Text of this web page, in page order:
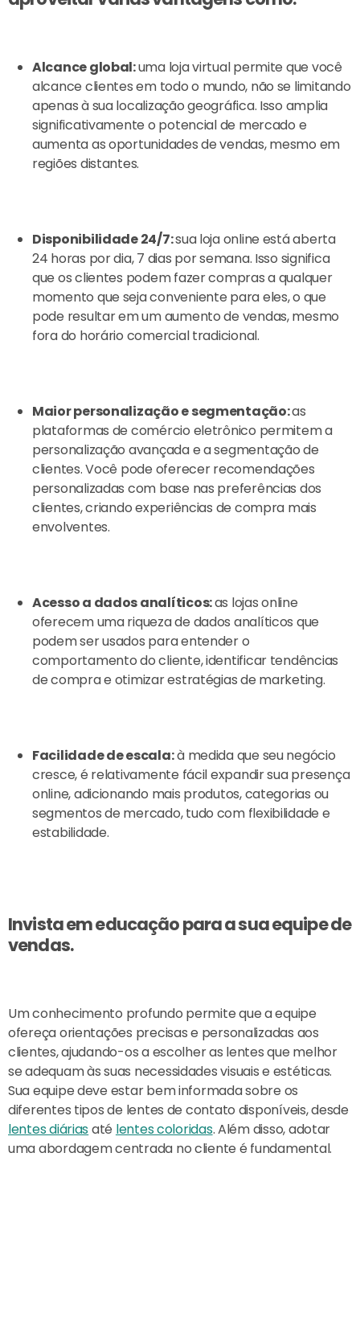
Alcance global:uma loja virtual permite que você
alcance clientes em todo o mundo, não se limitando
apenas à sua localização geográfica. Isso amplia
significativamente o potencial de mercado e
aumenta as oportunidades de vendas, mesmo em
regiões distantes.
Disponibilidade 24/7:sua loja online está aberta
24 horas por dia, 7 dias por semana. Isso significa
que os clientes podem fazer compras a qualquer
momento que seja conveniente para eles, o que
pode resultar em um aumento de vendas, mesmo
fora do horário comercial tradicional.
Maior personalização e segmentação:as
plataformas de comércio eletrônico permitem a
personalização avançada e a segmentação de
clientes. Você pode oferecer recomendações
personalizadas com base nas preferências dos
clientes, criando experiências de compra mais
envolventes.
Acesso a dados analíticos:as lojas online
oferecem uma riqueza de dados analíticos que
podem ser usados para entender o
comportamento do cliente, identificar tendências
de compra e otimizar estratégias de marketing.
Facilidade de escala:à medida que seu negócio
cresce, é relativamente fácil expandir sua presença
online, adicionando mais produtos, categorias ou
segmentos de mercado, tudo com flexibilidade e
estabilidade.
Invista em educação para a sua equipe de
vendas.
Um conhecimento profundo permite que a equipe
ofereça orientações precisas e personalizadas aos
clientes, ajudando-os a escolher as lentes que melhor
se adequam às suas necessidades visuais e estéticas.
Sua equipe deve estar bem informada sobre os
diferentes tipos de lentes de contato disponíveis, desde
lentes diáriasaté lentes coloridas. Além disso, adotar
uma abordagem centrada no cliente é fundamental.